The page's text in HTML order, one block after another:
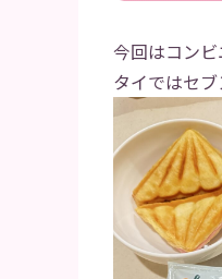
今回はコン
タイではセ